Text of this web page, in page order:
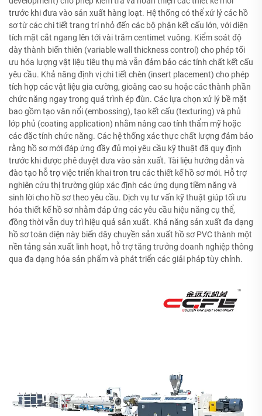
trước khi đưa vào sản xuất hàng loạt. Hệ thống có thể xử lý các hồ
sơ từ các chi tiết trang trí nhỏ đến các bộ phận kết cấu lớn, với diện
tích mặt cắt ngang lên tới vài trăm centimet vuông. Kiểm soát độ
dày thành biến thiên (variable wall thickness control) cho phép tối
ưu hóa lượng vật liệu tiêu thụ mà vẫn đảm bảo các tính chất kết cấu
yêu cầu. Khả năng định vị chi tiết chèn (insert placement) cho phép
tích hợp các vật liệu gia cường, gioăng cao su hoặc các thành phần
chức năng ngay trong quá trình ép đùn. Các lựa chọn xử lý bề mặt
bao gồm tạo vân nổi (embossing), tạo kết cấu (texturing) và phủ
lớp phủ (coating application) nhằm nâng cao tính thẩm mỹ hoặc
các đặc tính chức năng. Các hệ thống xác thực chất lượng đảm bảo
rằng hồ sơ mới đáp ứng đầy đủ mọi yêu cầu kỹ thuật đã quy định
trước khi được phê duyệt đưa vào sản xuất. Tài liệu hướng dẫn và
đào tạo hỗ trợ việc triển khai trơn tru các thiết kế hồ sơ mới. Hỗ trợ
nghiên cứu thị trường giúp xác định các ứng dụng tiềm năng và
sinh lời cho hồ sơ theo yêu cầu. Dịch vụ tư vấn kỹ thuật giúp tối ưu
hóa thiết kế hồ sơ nhằm đáp ứng các yêu cầu hiệu năng cụ thể,
đồng thời vẫn duy trì hiệu quả sản xuất. Khả năng sản xuất đa dạng
hồ sơ toàn diện này biến dây chuyền sản xuất hồ sơ PVC thành một
nền tảng sản xuất linh hoạt, hỗ trợ tăng trưởng doanh nghiệp thông
qua đa dạng hóa sản phẩm và phát triển các giải pháp tùy chỉnh.